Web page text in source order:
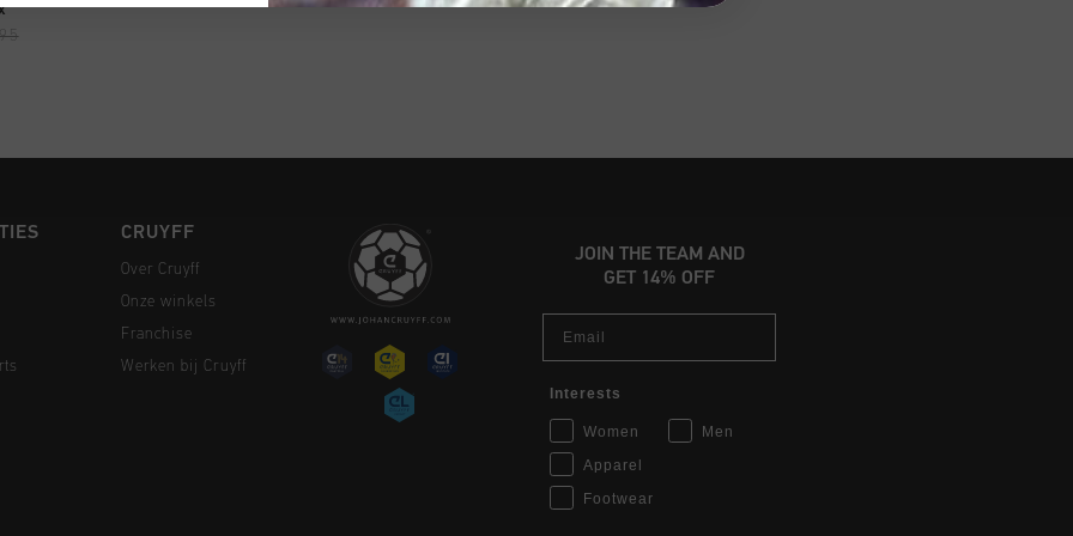
CRUYFF
Over Cruyff
Onze winkels
Franchise
Werken bij Cruyff
JOIN THE TEAM AND
GET 14% OFF
Interests
Women
Men
Apparel
Footwear